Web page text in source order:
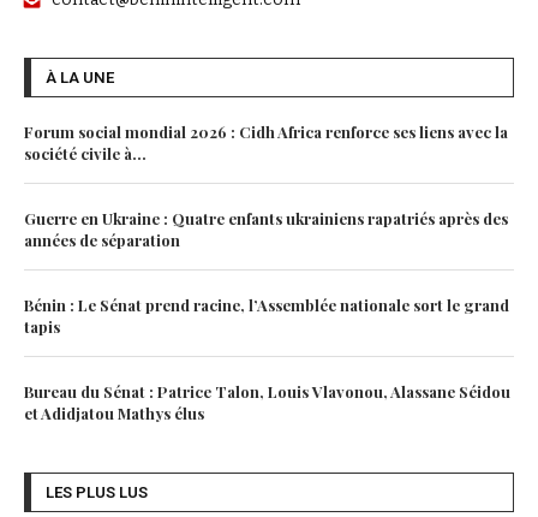
À LA UNE
Forum social mondial 2026 : Cidh Africa renforce ses liens avec la
société civile à...
Guerre en Ukraine : Quatre enfants ukrainiens rapatriés après des
années de séparation
Bénin : Le Sénat prend racine, l’Assemblée nationale sort le grand
tapis
Bureau du Sénat : Patrice Talon, Louis Vlavonou, Alassane Séidou
et Adidjatou Mathys élus
LES PLUS LUS